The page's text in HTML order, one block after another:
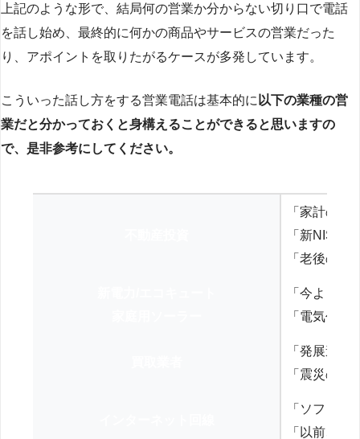
上記のような形で、結局何の営業か分からない切り口で電話
を話し始め、最終的に何かの商品やサービスの営業だった
り、アポイントを取りたがるケースが多発しています。
こういった話し方をする営業電話は基本的に 以下の業種の営
業だと分かっておくと身構えることができると思いますの
で、是非参考にしてください。
「家計の見
「新NISA
「老後の
「今より
「電気代を
「発展途
「震災の
「ソフト
「以前、